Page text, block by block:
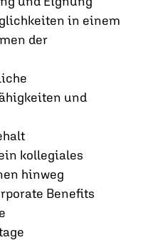
in einem
der
und
kollegiales
hinweg
Benefits